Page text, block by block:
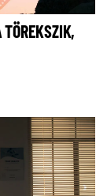
TÖREKSZIK,